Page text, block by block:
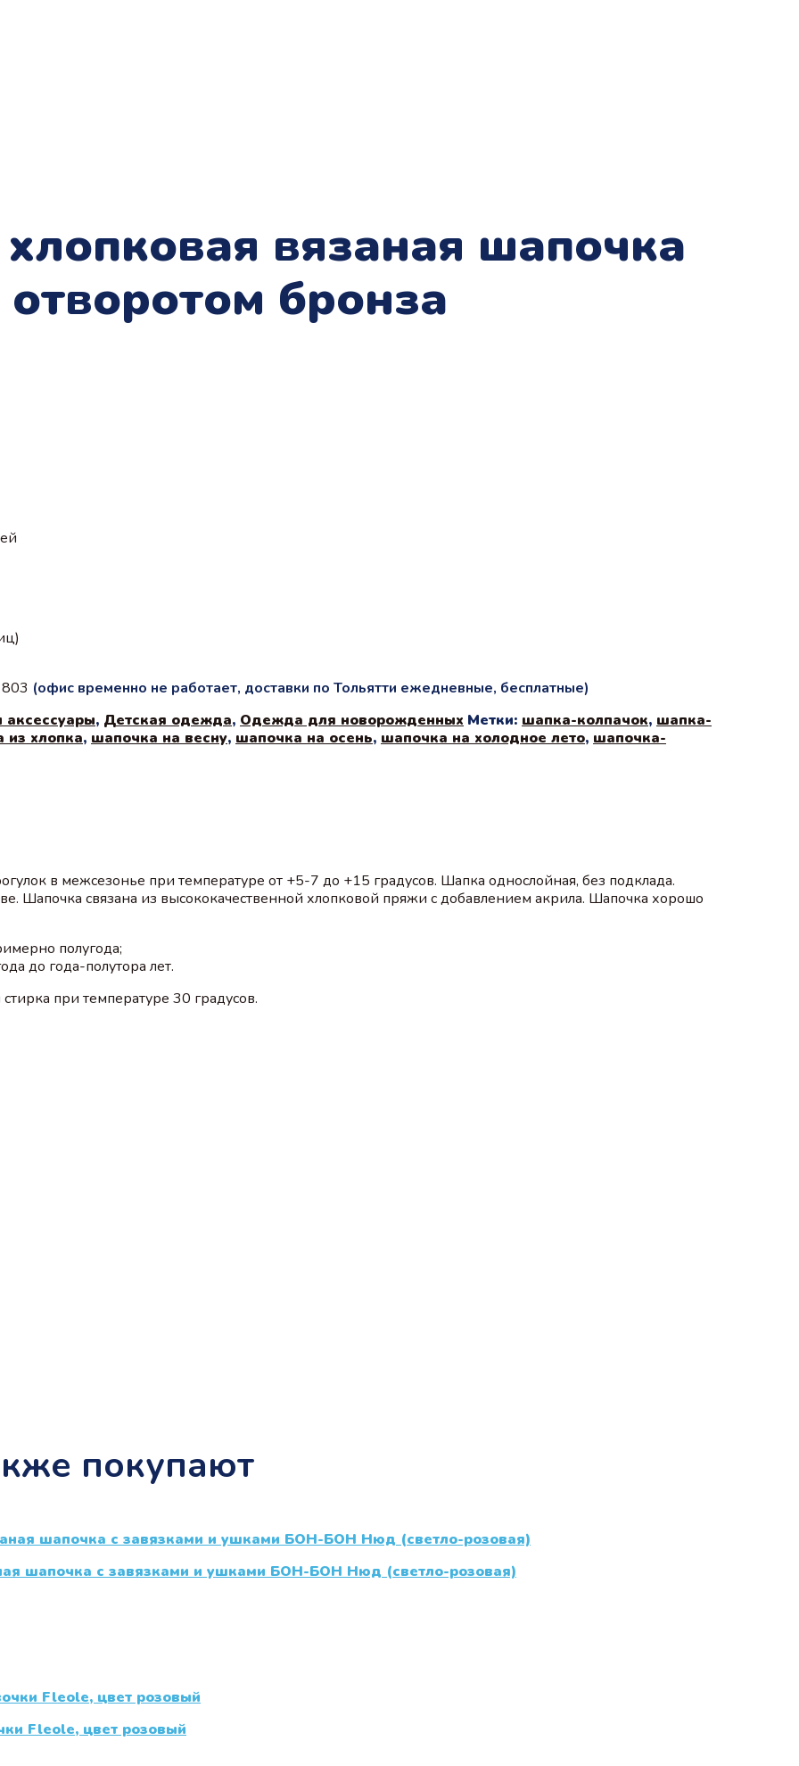
вязаная шапочка
отворотом бронза
(офис временно не работает, доставки по Тольятти ежедневные, бесплатные)
аксессуары, Детская одежда, Одежда для новорожденных Метки: шапка-колпачок, шапка-
из хлопка, шапочка на весну, шапочка на осень, шапочка на холодное лето, шапочка-
в межсезонье при температуре от +5-7 до +15 градусов. Шапка однослойная, без подклада.
Шапочка cвязана из высококачественной хлопковой пряжи с добавлением акрила. Шапочка хорошо
полугода;
до года-полутора лет.
при температуре 30 градусов.
покупают
шапочка с завязками и ушками БОН-БОН Нюд (светло-розовая)
Fleole, цвет розовый